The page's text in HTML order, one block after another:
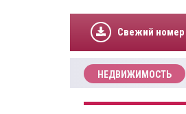
Свежий номер
НЕДВИЖИМОСТЬ